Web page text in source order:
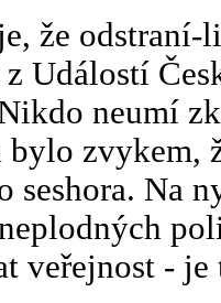
že
Událostí
neumí
bylo
seshora. Na
veřejnost -